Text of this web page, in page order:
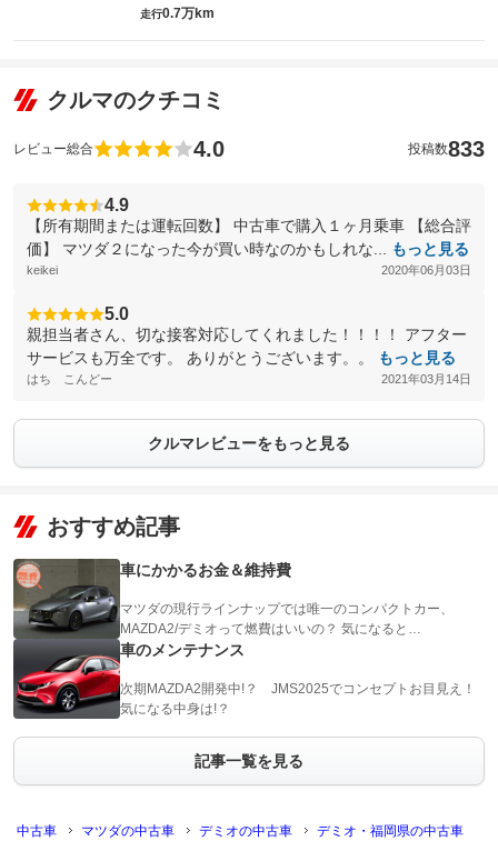
走行0.7万km
クルマのクチコミ
レビュー総合 4.0 投稿数833
4.9
【所有期間または運転回数】 中古車で購入１ヶ月乗車 【総合評
価】 マツダ２になった今が買い時なのかもしれな...
もっと見る
keikei 2020年06月03日
5.0
親担当者さん、切な接客対応してくれました！！！！ アフター
サービスも万全です。 ありがとうございます。。
もっと見る
はち こんどー 2021年03月14日
クルマレビューをもっと見る
おすすめ記事
車にかかるお金＆維持費
マツダの現行ラインナップでは唯一のコンパクトカー、
MAZDA2/デミオって燃費はいいの？ 気になると…
車のメンテナンス
次期MAZDA2開発中!？ JMS2025でコンセプトお目見え！
気になる中身は!？
記事一覧を見る
中古車 マツダの中古車 デミオの中古車
デミオ・福岡県の中古車